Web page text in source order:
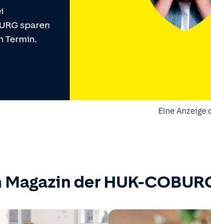
sparen
Termin.
Eine Anzeige
der HUK-